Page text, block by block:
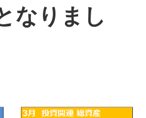
なりまし